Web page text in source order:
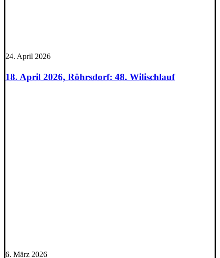
24. April 2026
18. April 2026, Röhrsdorf: 48. Wilischlauf
6. März 2026